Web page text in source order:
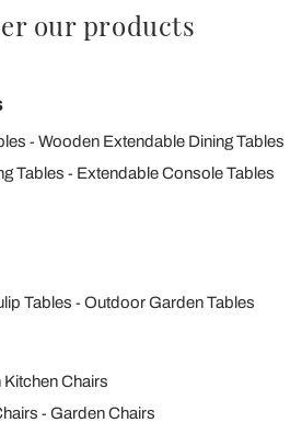
our products
Wooden Extendable Dining Tables
Tables
Extendable Console Tables
Tables Outdoor Garden Tables
Chairs
Garden Chairs